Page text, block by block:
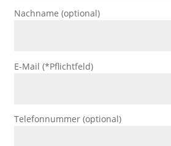
Nachname (optional)
E-Mail (*Pflichtfeld)
Telefonnummer (optional)